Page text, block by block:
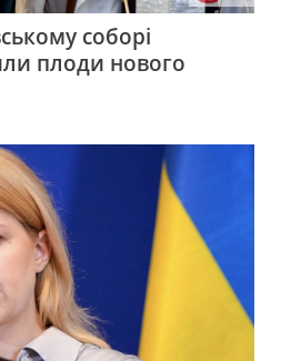
соборі
плоди нового